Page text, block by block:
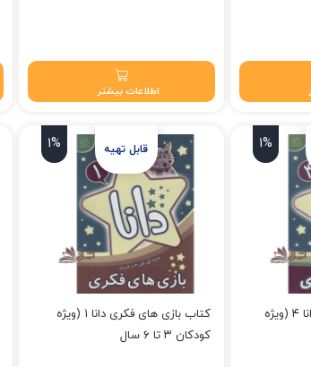
اطلاعات بیشتر
1%
کتاب بازی های فکری دانا ۴ (ویژه
1%
کتاب بازی های فکری دانا ۱ (ویژه
کودکان ۳ تا ۶ سال